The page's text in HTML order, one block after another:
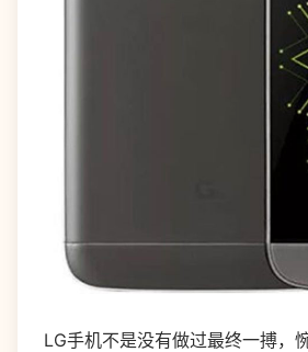
LG手机不是没有做过最终一搏，